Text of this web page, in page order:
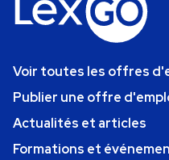
Voir toutes les offres
Publier une offre
Actualités et articles
Formations et